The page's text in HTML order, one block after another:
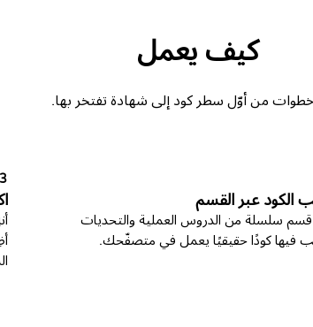
كيف يعمل
من أوّل سطر كود إلى شهادة تفتخر بها.
الكود عبر القسم
سلسلة من الدروس العملية والتحديات
فيها كودًا حقيقيًا يعمل في متصفّحك.